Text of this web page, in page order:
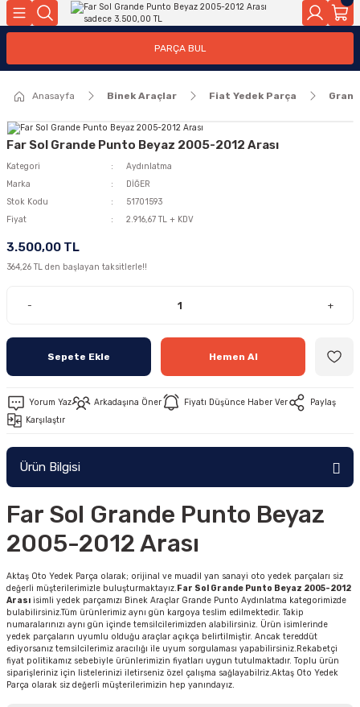
Geri Dön
Geri Dön
PARÇA BUL
Anasayfa Binek Araçlar Fiat Yedek Parça
Far Sol Grande Punto Beyaz 2005-2012 Arası
Kategori
Aydınlatma
Marka
DİĞER
Stok Kodu
51701593
Fiyat
2.916,67 TL + KDV
3.500,00 TL
364,26 TL den başlayan taksitlerle!!
- +
Sepete Ekle Hemen Al
Yorum Yaz Arkadaşına Öner Fiyatı Düşünce Haber Ver
Paylaş
Karşılaştır
Ürün Bilgisi
Far Sol Grande Punto Beyaz
2005-2012 Arası
Aktaş Oto Yedek Parça olarak; orijinal ve muadil yan sanayi oto yedek parçaları siz
değerli müşterilerimizle buluşturmaktayız.Far Sol Grande Punto Beyaz 2005-2012
Arası isimli yedek parçamızı Binek Araçlar Grande Punto Aydınlatma kategorimizde
bulabilirsiniz.Tüm ürünlerimiz aynı gün kargoya teslim edilmektedir. Takip
numaralarınızı aynı gün içinde temsilcilerimizden alabilirsiniz. Ürün isimlerinde
yedek parçaların uyumlu olduğu araçlar açıkça belirtilmiştir. Ancak tereddüt
ediyorsanız temsilcilerimiz aracılığı ile uyum sorgulaması yapabilirsiniz.Rekabetçi
fiyat politikamız sebebiyle ürünlerimizin fiyatları uygun tutulmaktadır. Toplu ürün
siparişleriniz için listelerinizi iletirseniz özel çalışma sağlayabilriz.Aktaş Oto Yedek
Parça olarak siz değerli müşterilerimizin hep yanındayız.